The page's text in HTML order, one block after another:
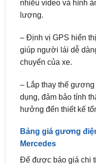
– Định vị GPS hiển
chuyển của xe.
– Lắp thay thế gương
hưởng đến thiết kế
Bảng giá gương
Để được báo giá chi
Azcam G1 4K
hotline/zalo 0949 60